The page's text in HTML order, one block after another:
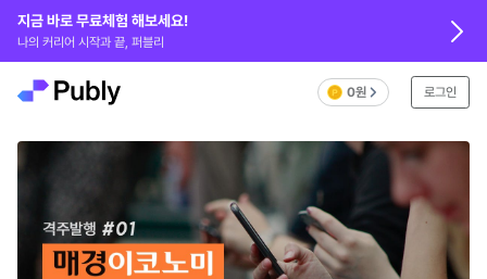
0원 로그인
지금 바로 무료체험 해보세요!
나의 커리어 시작과 끝, 퍼블리